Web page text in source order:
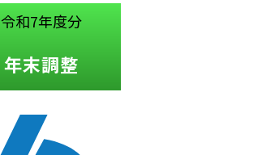
令和7年度分
年末調整